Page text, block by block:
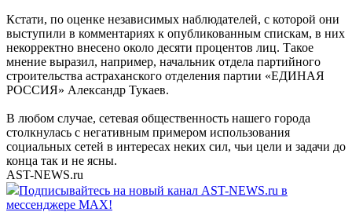
Кстати, по оценке независимых наблюдателей, с которой они
выступили в комментариях к опубликованным спискам, в них
некорректно внесено около десяти процентов лиц. Такое
мнение выразил, например, начальник отдела партийного
строительства астраханского отделения партии «ЕДИНАЯ
РОССИЯ» Александр Тукаев.
В любом случае, сетевая общественность нашего города
столкнулась с негативным примером использования
социальных сетей в интересах неких сил, чьи цели и задачи до
конца так и не ясны.
AST-NEWS.ru
Подписывайтесь на новый канал AST-NEWS.ru в
мессенджере MAX!